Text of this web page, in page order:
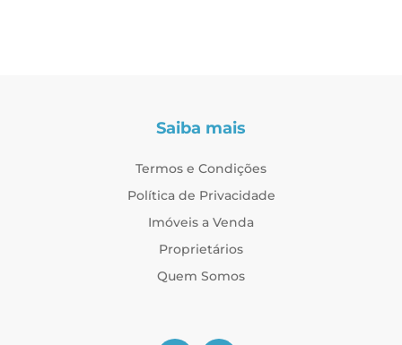
Saiba mais
Termos e Condições
Política de Privacidade
Imóveis a Venda
Proprietários
Quem Somos